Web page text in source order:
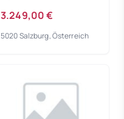
3.249,00 €
5020 Salzburg, Österreich